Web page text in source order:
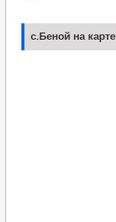
с.Беной на карте